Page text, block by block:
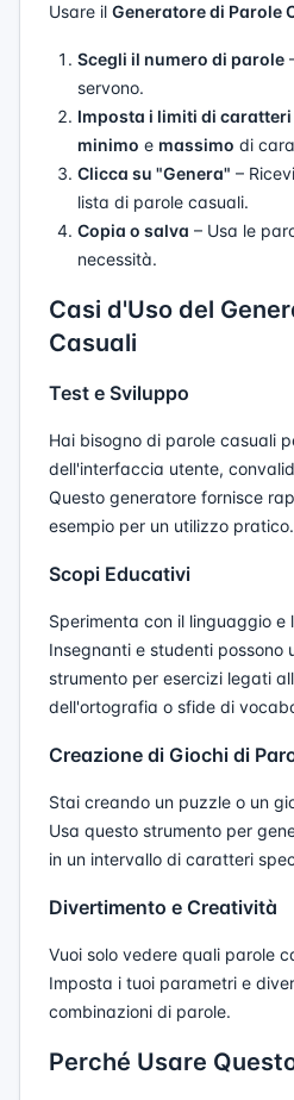
Usare il Generatore di Parole
Scegli il numero di parole
servono.
Imposta i limiti di caratteri
minimo e massimo di
Clicca su "Genera" –
lista di parole casuali.
Copia o salva – Usa le
necessità.
Casi d'Uso del
Casuali
Test e Sviluppo
Hai bisogno di parole casuali
dell'interfaccia utente,
Questo generatore fornisce
esempio per un utilizzo pratico.
Scopi Educativi
Sperimenta con il linguaggio e
Insegnanti e studenti possono
strumento per esercizi legati
dell'ortografia o sfide di
Creazione di Giochi di
Stai creando un puzzle o un
Usa questo strumento per
in un intervallo di caratteri
Divertimento e Creatività
Vuoi solo vedere quali parole
Imposta i tuoi parametri e
combinazioni di parole.
Perché Usare